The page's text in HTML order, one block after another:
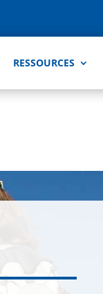
RESSOURCES